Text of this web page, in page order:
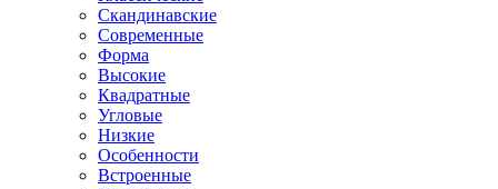
Скандинавские
Современные
Форма
Высокие
Квадратные
Угловые
Низкие
Особенности
Встроенные